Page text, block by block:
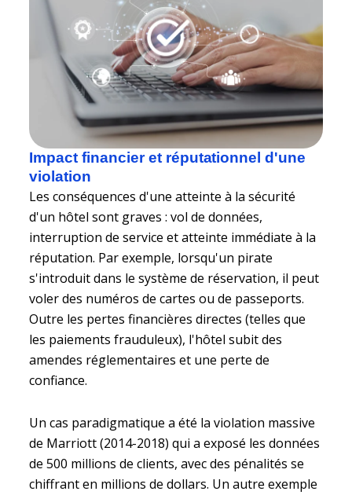
Impact financier et réputationnel d'une
violation
Les conséquences d'une atteinte à la sécurité
d'un hôtel sont graves : vol de données,
interruption de service et atteinte immédiate à la
réputation. Par exemple, lorsqu'un pirate
s'introduit dans le système de réservation, il peut
voler des numéros de cartes ou de passeports.
Outre les pertes financières directes (telles que
les paiements frauduleux), l'hôtel subit des
amendes réglementaires et une perte de
confiance.
Un cas paradigmatique a été la violation massive
de Marriott (2014-2018) qui a exposé les données
de 500 millions de clients, avec des pénalités se
chiffrant en millions de dollars. Un autre exemple